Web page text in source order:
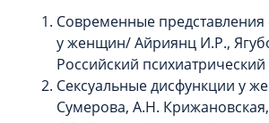
Современные
у женщин/ Айриянц И.Р.,
Российский
Сексуальные дисфункции у
Сумерова, А.Н.